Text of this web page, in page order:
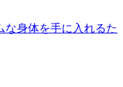
な身体を手に入れるた